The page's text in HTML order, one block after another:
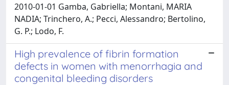
2010-01-01 Gamba, Gabriella; Montani, MARIA
NADIA; Trinchero, A.; Pecci, Alessandro; Bertolino,
G. P.; Lodo, F.
High prevalence of fibrin formation
defects in women with menorrhagia and
congenital bleeding disorders